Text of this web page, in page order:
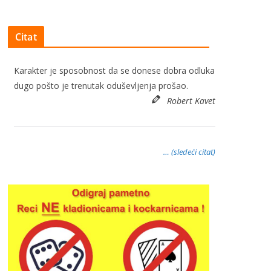
Citat
Karakter je sposobnost da se donese dobra odluka
dugo pošto je trenutak oduševljenja prošao.
Robert Kavet
… (sledeći citat)